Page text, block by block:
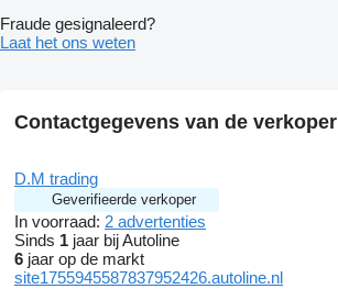
Fraude gesignaleerd?
Laat het ons weten
Contactgegevens van de verkoper
D.M trading
Geverifieerde verkoper
In voorraad: 2 advertenties
Sinds 1 jaar bij Autoline
6 jaar op de markt
site1755945587837952426.autoline.nl